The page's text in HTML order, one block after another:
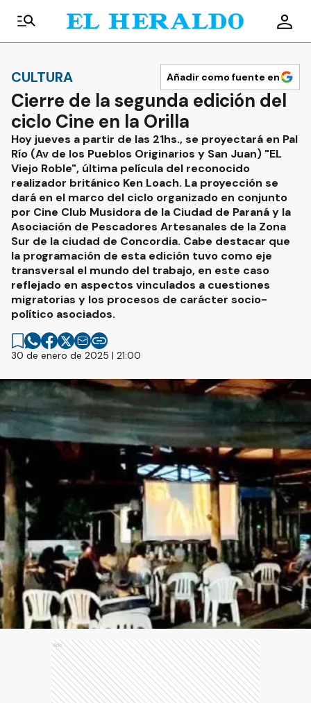
CULTURA Añadir como fuente en
Cierre de la segunda edición del
ciclo Cine en la Orilla
Hoy jueves a partir de las 21hs., se proyectará en Pal
Río (Av de los Pueblos Originarios y San Juan) "EL
Viejo Roble", última película del reconocido
realizador británico Ken Loach. La proyección se
dará en el marco del ciclo organizado en conjunto
por Cine Club Musidora de la Ciudad de Paraná y la
Asociación de Pescadores Artesanales de la Zona
Sur de la ciudad de Concordia. Cabe destacar que
la programación de esta edición tuvo como eje
transversal el mundo del trabajo, en este caso
reflejado en aspectos vinculados a cuestiones
migratorias y los procesos de carácter socio-
político asociados.
30 de enero de 2025 | 21:00
Ads